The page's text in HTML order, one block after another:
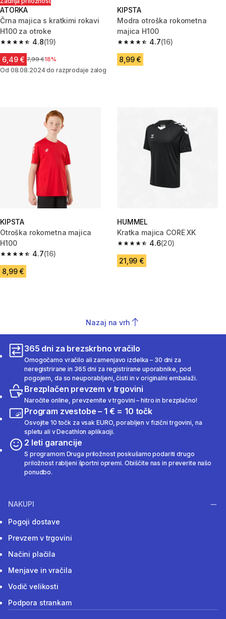
ATORKA
Črna majica s kratkimi rokavi
H100 za otroke
4.8
4.8 od 5 zvezdic from 19 ocene
(19)
6,49 € Cena pred znižanjem
7,99 €18%
Od 08.08.2024 do razprodaje zalog
KIPSTA
Modra otroška rokometna
majica H100
4.7
4.7 od 5 zvezdic from 16 ocene
(16)
8,99 €
KIPSTA
Otroška rokometna majica
H100
4.7
4.7 od 5 zvezdic from 16 ocene
(16)
8,99 €
HUMMEL
Kratka majica CORE XK
4.6
4.6 od 5 zvezdic from 20 ocene
(20)
21,99 €
Nazaj na vrh
365 dni za brezskrbno vračilo
Omogočamo vračilo ali zamenjavo izdelka – 30 dni za
neregistrirane in 365 dni za registrirane uporabnike, pod
pogojem, da so neuporabljeni, čisti in v originalni embalaži.
Brezplačen prevzem v trgovini
Naročite online, prevzemite v trgovini – hitro in brezplačno!
Program zvestobe – 1 € = 10 točk
Osvojite 10 točk za vsak EURO, porabljen v fizični trgovini, na
spletu ali v Decathlon aplikaciji.
2 leti garancije
S programom Druga priložnost poskušamo podariti drugo
priložnost rabljeni športni opremi. Obiščite nas in preverite našo
ponudbo.
NAKUPI
Pogoji dostave
Prevzem v trgovini
Načini plačila
Menjave in vračila
Vodič velikosti
Podpora strankam